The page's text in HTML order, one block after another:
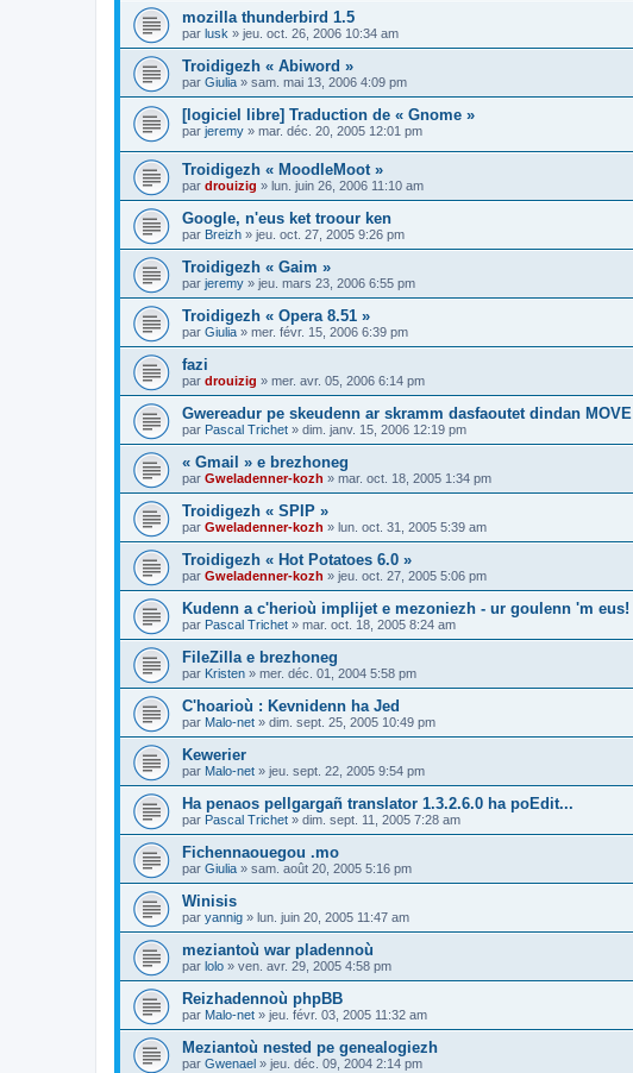
mozilla thunderbird 1.5
par lusk » jeu. oct. 26, 2006 10:34 am
Troidigezh « Abiword »
par Giulia » sam. mai 13, 2006 4:09 pm
[logiciel libre] Traduction de « Gnome »
par jeremy » mar. déc. 20, 2005 12:01 pm
Troidigezh « MoodleMoot »
par drouizig » lun. juin 26, 2006 11:10 am
Google, n'eus ket troour ken
par Breizh » jeu. oct. 27, 2005 9:26 pm
Troidigezh « Gaim »
par jeremy » jeu. mars 23, 2006 6:55 pm
Troidigezh « Opera 8.51 »
par Giulia » mer. févr. 15, 2006 6:39 pm
fazi
par drouizig » mer. avr. 05, 2006 6:14 pm
Gwereadur pe skeudenn ar skramm dasfaoutet dindan MOVE
par Pascal Trichet » dim. janv. 15, 2006 12:19 pm
« Gmail » e brezhoneg
par Gweladenner-kozh » mar. oct. 18, 2005 1:34 pm
Troidigezh « SPIP »
par Gweladenner-kozh » lun. oct. 31, 2005 5:39 am
Troidigezh « Hot Potatoes 6.0 »
par Gweladenner-kozh » jeu. oct. 27, 2005 5:06 pm
Kudenn a c'herioù implijet e mezoniezh - ur goulenn 'm eus!
par Pascal Trichet » mar. oct. 18, 2005 8:24 am
FileZilla e brezhoneg
par Kristen » mer. déc. 01, 2004 5:58 pm
C'hoarioù : Kevnidenn ha Jed
par Malo-net » dim. sept. 25, 2005 10:49 pm
Kewerier
par Malo-net » jeu. sept. 22, 2005 9:54 pm
Ha penaos pellgargañ translator 1.3.2.6.0 ha poEdit...
par Pascal Trichet » dim. sept. 11, 2005 7:28 am
Fichennaouegou .mo
par Giulia » sam. août 20, 2005 5:16 pm
Winisis
par yannig » lun. juin 20, 2005 11:47 am
meziantoù war pladennoù
par lolo » ven. avr. 29, 2005 4:58 pm
Reizhadennoù phpBB
par Malo-net » jeu. févr. 03, 2005 11:32 am
Meziantoù nested pe genealogiezh
par Gwenael » jeu. déc. 09, 2004 2:14 pm